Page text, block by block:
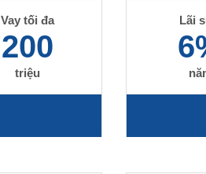
Vay tối đa
200
triệu
Lãi